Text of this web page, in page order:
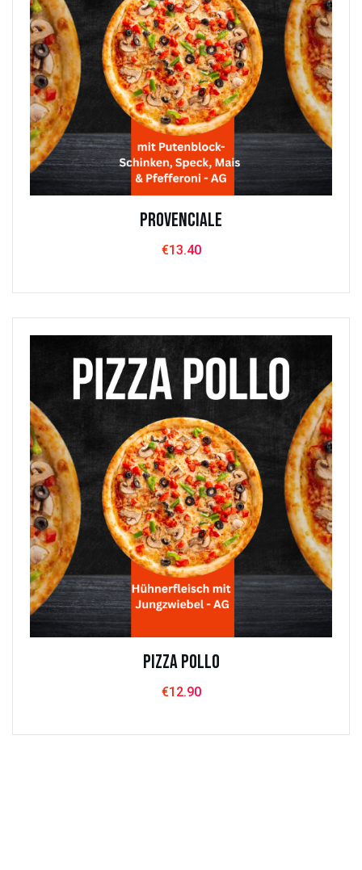
Provenciale
€13.40
Pizza Pollo
€12.90